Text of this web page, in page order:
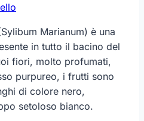
Marianum) è una
in tutto il bacino del
fiori, molto profumati,
purpureo, i frutti sono
di colore nero,
setoloso bianco.